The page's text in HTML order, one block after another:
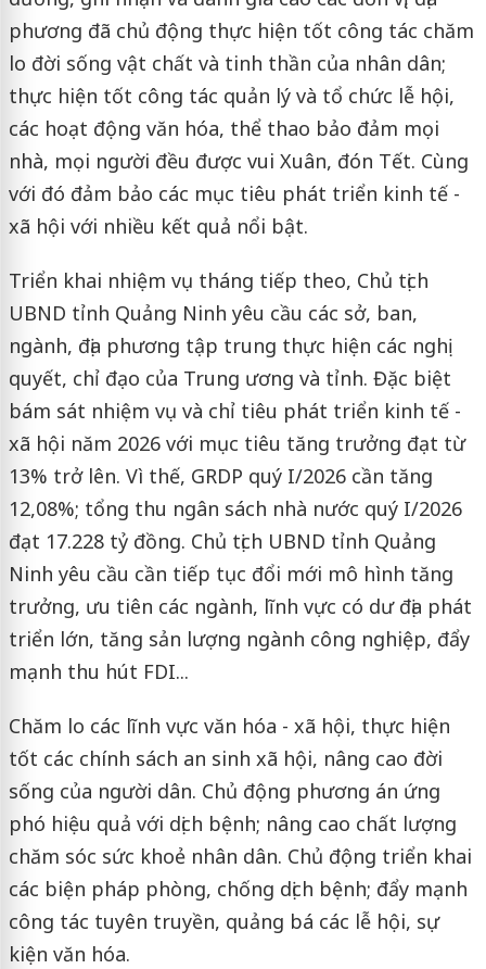
phương đã chủ động thực hiện tốt công tác chăm
lo đời sống vật chất và tinh thần của nhân dân;
thực hiện tốt công tác quản lý và tổ chức lễ hội,
các hoạt động văn hóa, thể thao bảo đảm mọi
nhà, mọi người đều được vui Xuân, đón Tết. Cùng
với đó đảm bảo các mục tiêu phát triển kinh tế -
xã hội với nhiều kết quả nổi bật.
Triển khai nhiệm vụ tháng tiếp theo, Chủ tịch
UBND tỉnh Quảng Ninh yêu cầu các sở, ban,
ngành, địa phương tập trung thực hiện các nghị
quyết, chỉ đạo của Trung ương và tỉnh. Đặc biệt
bám sát nhiệm vụ và chỉ tiêu phát triển kinh tế -
xã hội năm 2026 với mục tiêu tăng trưởng đạt từ
13% trở lên. Vì thế, GRDP quý I/2026 cần tăng
12,08%; tổng thu ngân sách nhà nước quý I/2026
đạt 17.228 tỷ đồng. Chủ tịch UBND tỉnh Quảng
Ninh yêu cầu cần tiếp tục đổi mới mô hình tăng
trưởng, ưu tiên các ngành, lĩnh vực có dư địa phát
triển lớn, tăng sản lượng ngành công nghiệp, đẩy
mạnh thu hút FDI...
Chăm lo các lĩnh vực văn hóa - xã hội, thực hiện
tốt các chính sách an sinh xã hội, nâng cao đời
sống của người dân. Chủ động phương án ứng
phó hiệu quả với dịch bệnh; nâng cao chất lượng
chăm sóc sức khoẻ nhân dân. Chủ động triển khai
các biện pháp phòng, chống dịch bệnh; đẩy mạnh
công tác tuyên truyền, quảng bá các lễ hội, sự
kiện văn hóa.